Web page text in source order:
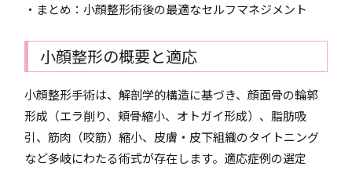
・まとめ：小顔整形術後の最適なセルフマネジメント
小顔整形の概要と適応
小顔整形手術は、解剖学的構造に基づき、顔面骨の輪郭
形成（エラ削り、頬骨縮小、オトガイ形成）、脂肪吸
引、筋肉（咬筋）縮小、皮膚・皮下組織のタイトニング
など多岐にわたる術式が存在します。適応症例の選定